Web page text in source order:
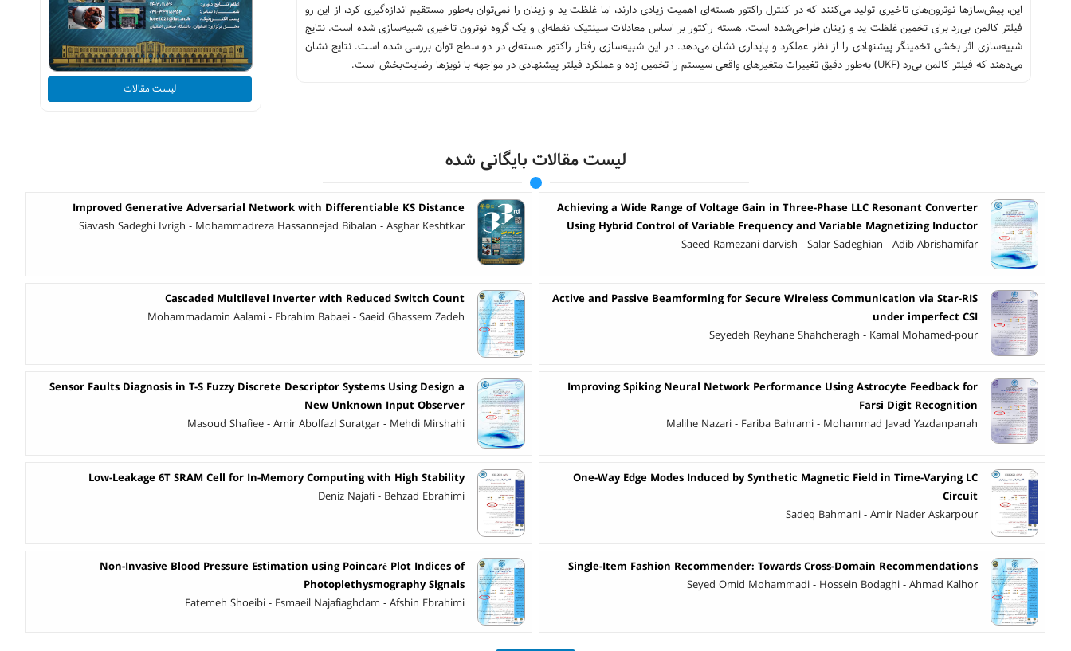
این، پیش‌سازها نوترون‌های تاخیری تولید می‌کنند که در کنترل راکتور هسته‌ای اهمیت زیادی دارند، اما غلظت ید و زینان را نمی‌توان به‌طور مستقیم اندازه‌گیری کرد، از این رو
فیلتر کالمن بی‌رد برای تخمین غلظت ید و زینان طراحی‌شده است. هسته راکتور بر اساس معادلات سینتیک نقطه‌ای و یک گروه نوترون تاخیری شبیه‌سازی شده است. نتایج
شبیه‌سازی اثر بخشی تخمینگر پیشنهادی را از نظر عملکرد و پایداری نشان می‌دهد. در این شبیه‌سازی رفتار راکتور هسته‌ای در دو سطح توان بررسی شده است. نتایج نشان
می‌دهند که فیلتر کالمن بی‌رد (UKF) به‌طور دقیق تغییرات متغیرهای واقعی سیستم را تخمین زده و عملکرد فیلتر پیشنهادی در مواجهه با نویزها رضایت‌بخش است.
لیست مقالات
لیست مقالات بایگانی شده
Achieving a Wide Range of Voltage Gain in Three-Phase LLC Resonant Converter
Using Hybrid Control of Variable Frequency and Variable Magnetizing Inductor
Saeed Ramezani darvish - Salar Sadeghian - Adib Abrishamifar
Improved Generative Adversarial Network with Differentiable KS Distance
Siavash Sadeghi Ivrigh - Mohammadreza Hassannejad Bibalan - Asghar Keshtkar
Active and Passive Beamforming for Secure Wireless Communication via Star-RIS
under imperfect CSI
Seyedeh Reyhane Shahcheragh - Kamal Mohamed-pour
Cascaded Multilevel Inverter with Reduced Switch Count
Mohammadamin Aalami - Ebrahim Babaei - Saeid Ghassem Zadeh
Improving Spiking Neural Network Performance Using Astrocyte Feedback for
Farsi Digit Recognition
Malihe Nazari - Fariba Bahrami - Mohammad Javad Yazdanpanah
Sensor Faults Diagnosis in T-S Fuzzy Discrete Descriptor Systems Using Design a
New Unknown Input Observer
Masoud Shafiee - Amir Abolfazl Suratgar - Mehdi Mirshahi
One-Way Edge Modes Induced by Synthetic Magnetic Field in Time-Varying LC
Circuit
Sadeq Bahmani - Amir Nader Askarpour
Low-Leakage 6T SRAM Cell for In-Memory Computing with High Stability
Deniz Najafi - Behzad Ebrahimi
Single-Item Fashion Recommender: Towards Cross-Domain Recommendations
Seyed Omid Mohammadi - Hossein Bodaghi - Ahmad Kalhor
Non-Invasive Blood Pressure Estimation using Poincaré Plot Indices of
Photoplethysmography Signals
Fatemeh Shoeibi - Esmaeil Najafiaghdam - Afshin Ebrahimi